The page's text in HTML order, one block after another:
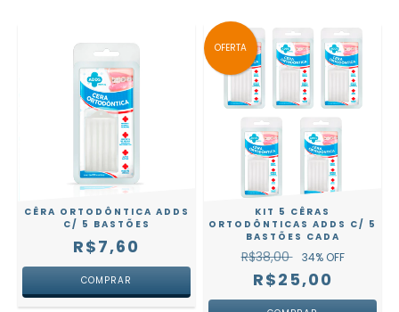
CÊRA ORTODÔNTICA ADDS
C/ 5 BASTÕES
R$7,60
OFERTA
KIT 5 CÊRAS
ORTODÔNTICAS ADDS C/ 5
BASTÕES CADA
R$38,00 34% OFF
R$25,00